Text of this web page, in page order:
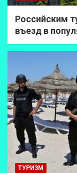
Российским
въезд в
ТУРИЗМ